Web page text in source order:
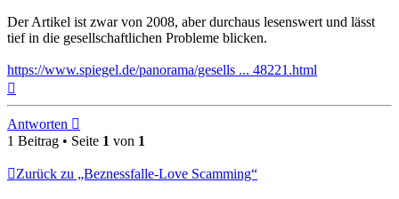
Der Artikel ist zwar von 2008, aber durchaus lesenswert und lässt
tief in die gesellschaftlichen Probleme blicken.
https://www.spiegel.de/panorama/gesells ... 48221.html
Antworten
1 Beitrag • Seite 1 von 1
Zurück zu „Beznessfalle-Love Scamming“